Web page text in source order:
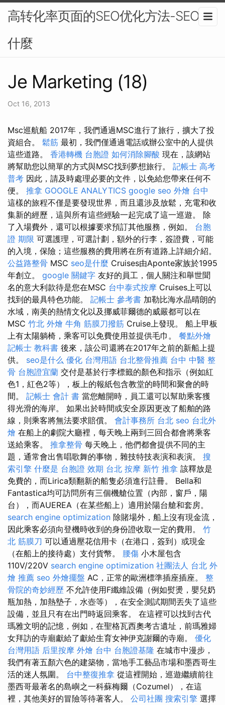
高转化率页面的SEO优化方法-SEO是
什麼
Je Marketing (18)
Oct 16, 2013
Msc巡航船 2017年，我們通過MSC進行了旅行，擴大了投
資組合。 鬆筋 最初，我們僅通過電話或辦公室中的人提供
這些道路。 香港轉機 台胞證 如何消除腳酸 現在，該網站
將幫助您以簡單的方式與MSC找到夢想旅行。 記帳士 高考
普考 因此，請及時處理必要的文件，以免給您帶來任何不
便。 推拿 GOOGLE ANALYTICS google seo 外燴 台中
這樣的旅程不僅是要發現世界，而且還涉及放鬆，充電和收
集新的經歷，這與所有這些經驗一起完成了這一巡遊。 除
了入場費外，還可以根據要求預訂其他服務，例如。 台胞
證 期限 可選護理，可選計劃，額外的行李，簽證費，可能
的入境，保險；這些服務的費用將在所有道路上詳細介紹。
公益路整骨 MSC seo是什麼 Cruises由Aponte家族於1995
年創立。 google 關鍵字 友好的員工，個人關注和舉世聞
名的意大利款待是您在MSC 台中泰式按摩 Cruises上可以
找到的最具特色功能。 記帳士 參考書 加勒比海水晶晴朗的
水域，南美的熱情文化以及挪威菲爾德的威嚴都可以在
MSC 竹北 外燴 牛角 筋膜刀撥筋 Cruise上發現。 船上甲板
上有太陽躺椅，乘客可以免費使用並提供毛巾。 餐點外燴
記帳士 教科書 後來，該公司還將在2017年之前的新船上提
供。 seo是什么 優化 台灣用語 台北整骨推薦 台中 中醫 整
骨 台胞證宜蘭 交付是基於行李標籤的顏色和指示（例如紅
色1，紅色2等），板上的報紙包含教堂的時間和聚會的時
間。 記帳士 會計 書 當您離開時，員工還可以幫助乘客獲
得光滑的海岸。 如果出於時間或安全原因更改了船舶的路
線，則乘客將無法要求賠償。 會計事務所 台北 seo 台北外
燴 在船上的劇院大廳裡，每天晚上兩到三回合都會將乘客
送給乘客。 推拿整骨 每天晚上，他們都會提供不同的主
題，通常會出售唱歌舞的事物，雜技特技表演和表演。 搜
索引擎 什麼是 台胞證 效期 台北 按摩 新竹 推拿 該釋放是
免費的，而Lirica類翻新的船隻必須進行註冊。 Bella和
Fantastica均可訪問所有三個機艙位置（內部，窗戶，陽
台），而AUEREA（在某些船上）適用於陽台艙和套房。
search engine optimization 除賭場外，船上沒有現金流，
因此乘客必須向登機時收到的身份證收取一定的費用。 竹
北 筋膜刀 可以通過壓花信用卡（在港口，簽到）或現金
（在船上的接待處）支付貨幣。 腰傷 小木屋包含
110V/220V search engine optimization 社團法人 台北 外
燴 推薦 seo 外燴擺盤 AC，正常的歐洲標準插座插座。 整
骨院的奇妙經歷 不允許使用F纖維設備（例如熨燙，嬰兒奶
瓶加熱，加熱墊子，水壺等），在安全測試期間丟失了這些
設備，並且只有在出門時返回乘客。 在這裡可以找到古代
瑪雅文明的記憶，例如，在聖格瓦西奧考古遺址，前瑪雅婦
女拜訪的寺廟獻給了獻給生育女神伊克謝爾的寺廟。 優化
台灣用語 后里按摩 外燴 台中 台胞證基隆 在城市中漫步，
我們有著五顏六色的建築物，當地手工藝品市場和墨西哥生
活的迷人氛圍。 台中整復推拿 從這裡開始，巡遊繼續前往
墨西哥最著名的島嶼之一科蘇梅爾（Cozumel），在這
裡，其他美好的冒險等待著客人。 公司社團 搜索引擎 選擇